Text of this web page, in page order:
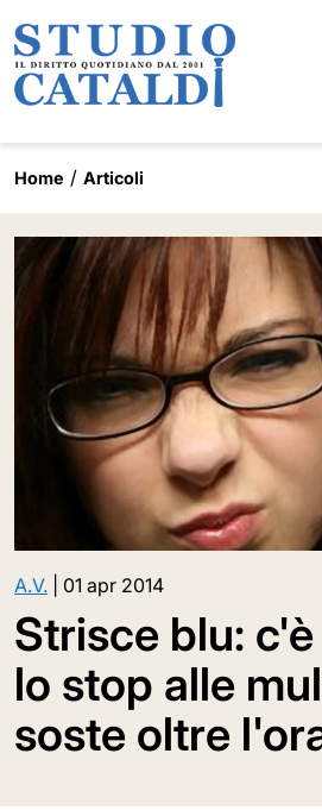
Home Articoli
A.V. 01 apr 2014
Strisce blu:
lo stop alle
soste oltre